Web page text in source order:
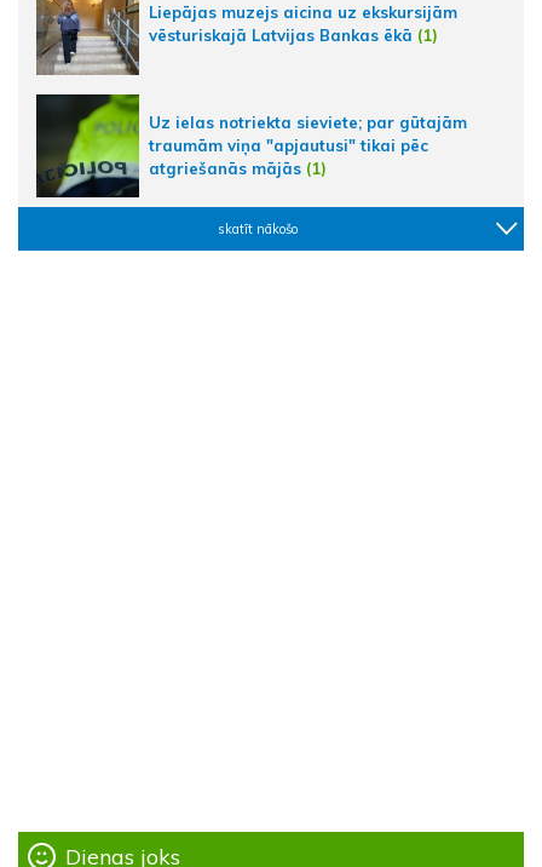
Liepājas muzejs aicina uz ekskursijām
vēsturiskajā Latvijas Bankas ēkā (1)
Uz ielas notriekta sieviete; par gūtajām
traumām viņa "apjautusi" tikai pēc
atgriešanās mājās (1)
skatīt nākošo
Dienas joks